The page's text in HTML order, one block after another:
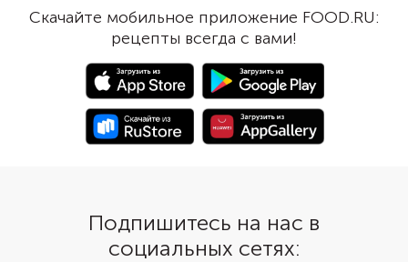
характерную кислинку
газированной водой и добавьте к
нему немного лимонного сока
для цитрусовой терпкости.
если хотите более
вариант, то добавьте
рис.
Скачайте мобильное приложение FOOD.RU:
рецепты всегда с вами!
Подпишитесь на нас в
социальных сетях: